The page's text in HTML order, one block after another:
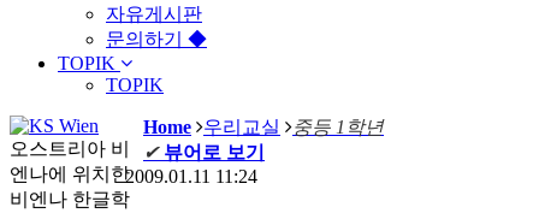
자유게시판
문의하기 ◆
TOPIK
TOPIK
Home 우리교실
중등 1학년
✔ 뷰어로 보기
2009.01.11 11:24
오스트리아 비
엔나에 위치한
비엔나 한글학